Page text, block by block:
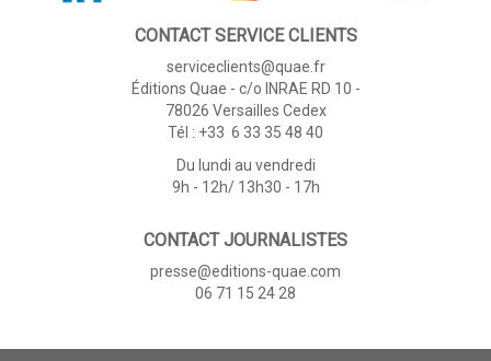
CONTACT SERVICE CLIENTS
serviceclients@quae.fr
Éditions Quae - c/o INRAE RD 10 -
78026 Versailles Cedex
Tél : +33 6 33 35 48 40
Du lundi au vendredi
9h - 12h/ 13h30 - 17h
CONTACT JOURNALISTES
presse@editions-quae.com
06 71 15 24 28